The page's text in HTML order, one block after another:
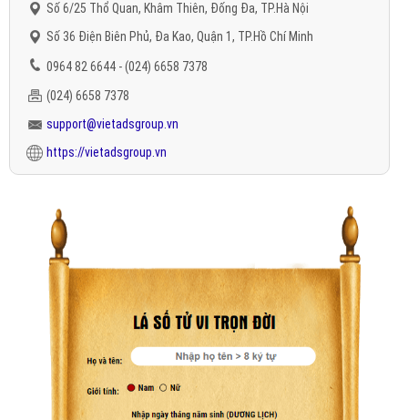
Số 6/25 Thổ Quan, Khâm Thiên, Đống Đa, TP.Hà Nội
Số 36 Điện Biên Phủ, Đa Kao, Quận 1, TP.Hồ Chí Minh
0964 82 6644 - (024) 6658 7378
(024) 6658 7378
support@vietadsgroup.vn
https://vietadsgroup.vn